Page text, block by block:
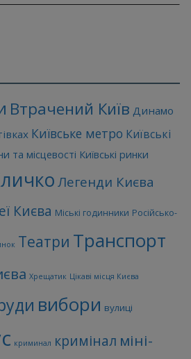
Втрачений Київ Динамо
Київське метро Київські
та місцевості Київські ринки
Легенди Києва
Києва Міські годинники Російсько-
Театри Транспорт
Хрещатик Цікаві місця Києва
вибори вулиці
криминал кримінал міні-